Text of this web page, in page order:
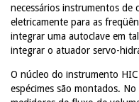
necessários instrumentos de
eletricamente para as
integrar uma autoclave em
integrar o atuador servo-
O núcleo do instrumento
espécimes são montados. No